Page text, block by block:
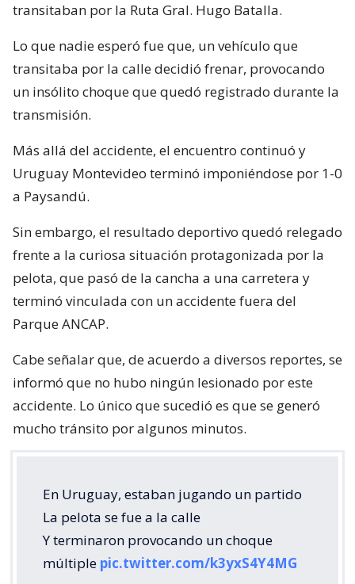
transitaban por la Ruta Gral. Hugo Batalla.
Lo que nadie esperó fue que, un vehículo que
transitaba por la calle decidió frenar, provocando
un insólito choque que quedó registrado durante la
transmisión.
Más allá del accidente, el encuentro continuó y
Uruguay Montevideo terminó imponiéndose por 1-0
a Paysandú.
Sin embargo, el resultado deportivo quedó relegado
frente a la curiosa situación protagonizada por la
pelota, que pasó de la cancha a una carretera y
terminó vinculada con un accidente fuera del
Parque ANCAP.
Cabe señalar que, de acuerdo a diversos reportes, se
informó que no hubo ningún lesionado por este
accidente. Lo único que sucedió es que se generó
mucho tránsito por algunos minutos.
En Uruguay, estaban jugando un partido
La pelota se fue a la calle
Y terminaron provocando un choque
múltiple pic.twitter.com/k3yxS4Y4MG